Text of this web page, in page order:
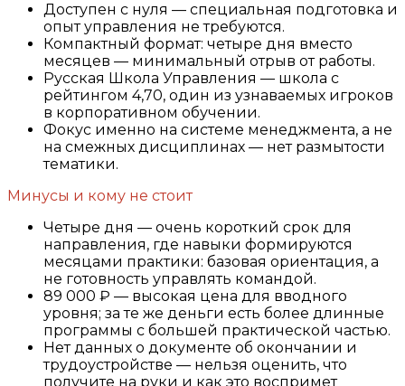
Доступен с нуля — специальная подготовка и
опыт управления не требуются.
Компактный формат: четыре дня вместо
месяцев — минимальный отрыв от работы.
Русская Школа Управления — школа с
рейтингом 4,70, один из узнаваемых игроков
в корпоративном обучении.
Фокус именно на системе менеджмента, а не
на смежных дисциплинах — нет размытости
тематики.
Минусы и кому не стоит
Четыре дня — очень короткий срок для
направления, где навыки формируются
месяцами практики: базовая ориентация, а
не готовность управлять командой.
89 000 ₽ — высокая цена для вводного
уровня; за те же деньги есть более длинные
программы с большей практической частью.
Нет данных о документе об окончании и
трудоустройстве — нельзя оценить, что
получите на руки и как это воспримет